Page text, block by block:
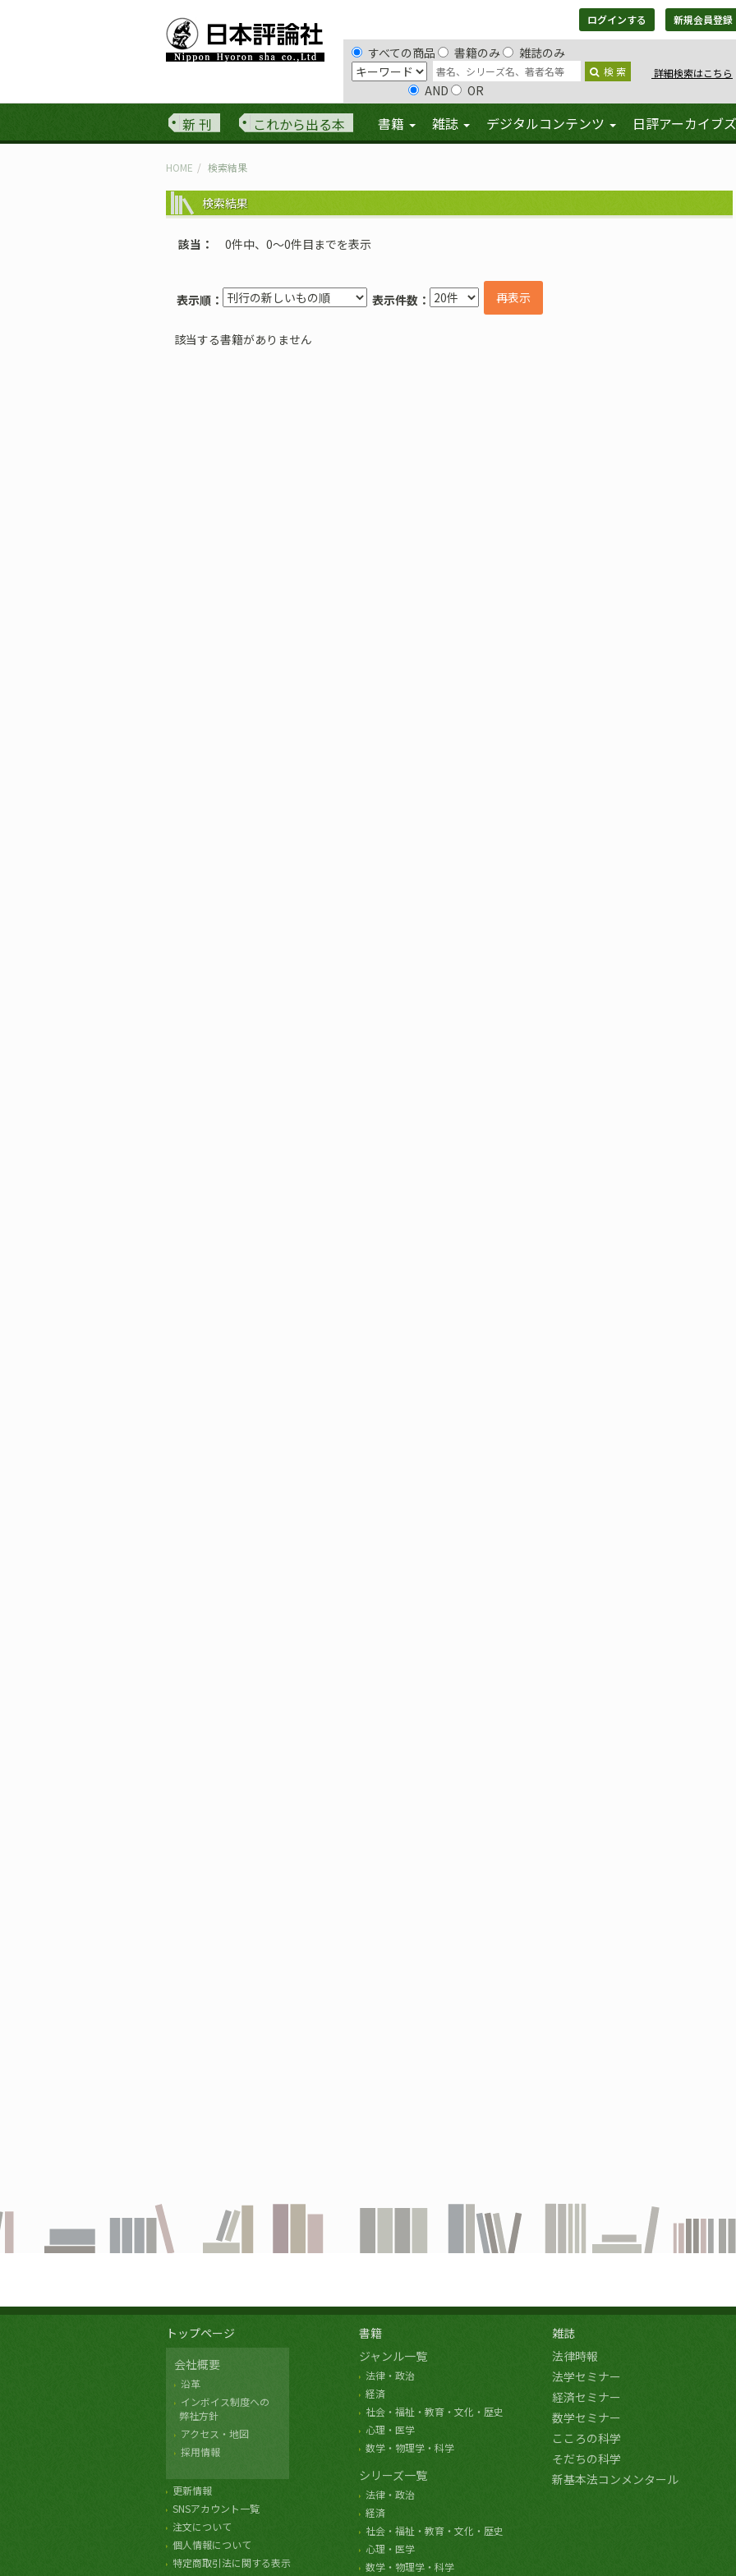
ログインする 新規会員登録
すべての商品 書籍のみ 雑誌のみ
検 索 詳細検索はこちら
AND OR
新 刊 これから出る本 書籍 雑誌 デジタルコンテンツ 日評アーカイブズ
HOME 検索結果
検索結果
該当 0件中、0〜0件目までを表示
表示順： 表示件数： 再表示
該当する書籍がありません
トップページ
会社概要
沿革
インボイス制度への
弊社方針
アクセス・地図
採用情報
更新情報
SNSアカウント一覧
注文について
個人情報について
特定商取引法に関する表示
書籍
ジャンル一覧
法律・政治
経済
社会・福祉・教育・文化・歴史
心理・医学
数学・物理学・科学
シリーズ一覧
法律・政治
経済
社会・福祉・教育・文化・歴史
心理・医学
数学・物理学・科学
雑誌
法律時報
法学セミナー
経済セミナー
数学セミナー
こころの科学
そだちの科学
新基本法コンメンタール